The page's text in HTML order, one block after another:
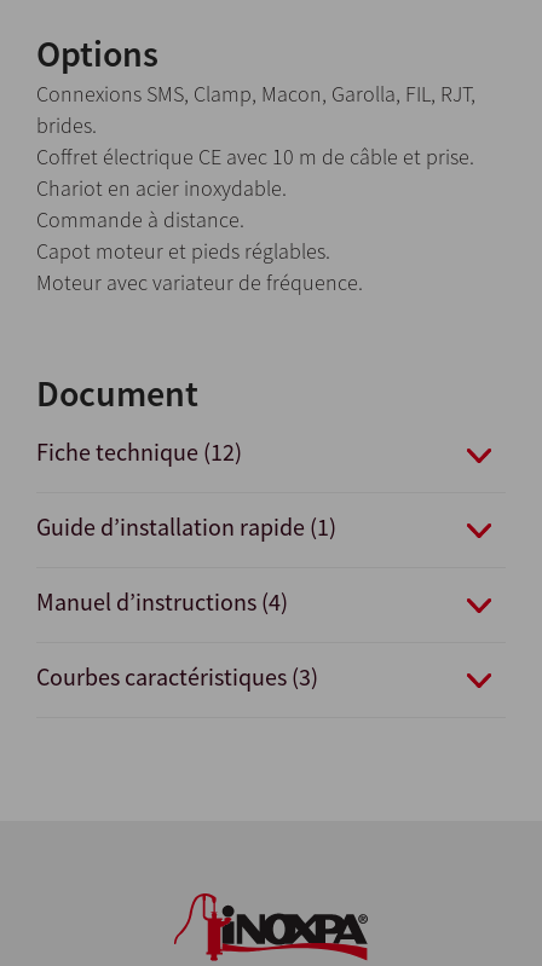
Options
Connexions SMS, Clamp, Macon, Garolla, FIL, RJT,
brides.
Coffret électrique CE avec 10 m de câble et prise.
Chariot en acier inoxydable.
Commande à distance.
Capot moteur et pieds réglables.
Moteur avec variateur de fréquence.
Document
Fiche technique (12)
Guide d’installation rapide (1)
Manuel d’instructions (4)
Courbes caractéristiques (3)